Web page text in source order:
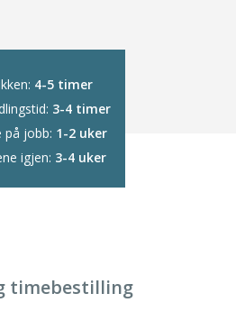
4-5 timer
3-4 timer
på jobb: 1-2 uker
igjen: 3-4 uker
timebestilling